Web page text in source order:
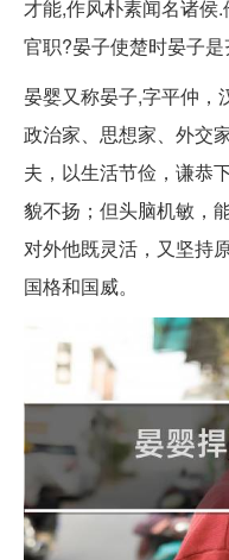
才能,作风朴素闻名诸侯
官职?晏子使楚时晏子是
晏婴又称晏子,字平仲，
政治家、思想家、外交
夫，以生活节俭，谦恭
貌不扬；但头脑机敏，
对外他既灵活，又坚持
国格和国威。